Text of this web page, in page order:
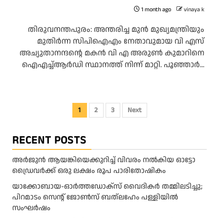
1 month ago vinaya k
തിരുവനന്തപുരം: അന്തരിച്ച മുന്‍ മുഖ്യമന്ത്രിയും
മുതിര്‍ന്ന സിപിഐഎം നേതാവുമായ വി എസ്
അച്യുതാനന്ദന്റെ മകന്‍ വി എ അരുണ്‍ കുമാറിനെ
ഐഎച്ച്ആര്‍ഡി സ്ഥാനത്ത് നിന്ന് മാറ്റി. പൂഞ്ഞാര്‍...
Posts
1 2 3 Next
RECENT POSTS
അ​ർ​ജു​ൻ ആ​യ​ങ്കി​യെ​ക്കു​റി​ച്ച് വി​വ​രം ന​ൽ​കി​യ ഓ​ട്ടോ
ഡ്രൈ​വ​ർ​ക്ക് ഒ​രു ല​ക്ഷം രൂ​പ പാ​രി​തോ​ഷി​കം
യാക്കോബായ-ഓർത്തഡോക്സ് വൈദികർ തമ്മിലടിച്ചു;
പിറമാടം സെന്റ്‌ ജോൺസ് ബത്ലഹേം പള്ളിയിൽ
സംഘർഷം